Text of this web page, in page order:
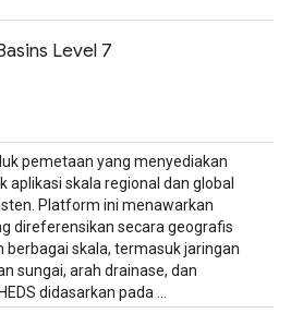
Level 7
pemetaan yang menyediakan
skala regional dan global
Platform ini menawarkan
direferensikan secara geografis
skala, termasuk jaringan
sungai, arah drainase, dan
didasarkan pada …